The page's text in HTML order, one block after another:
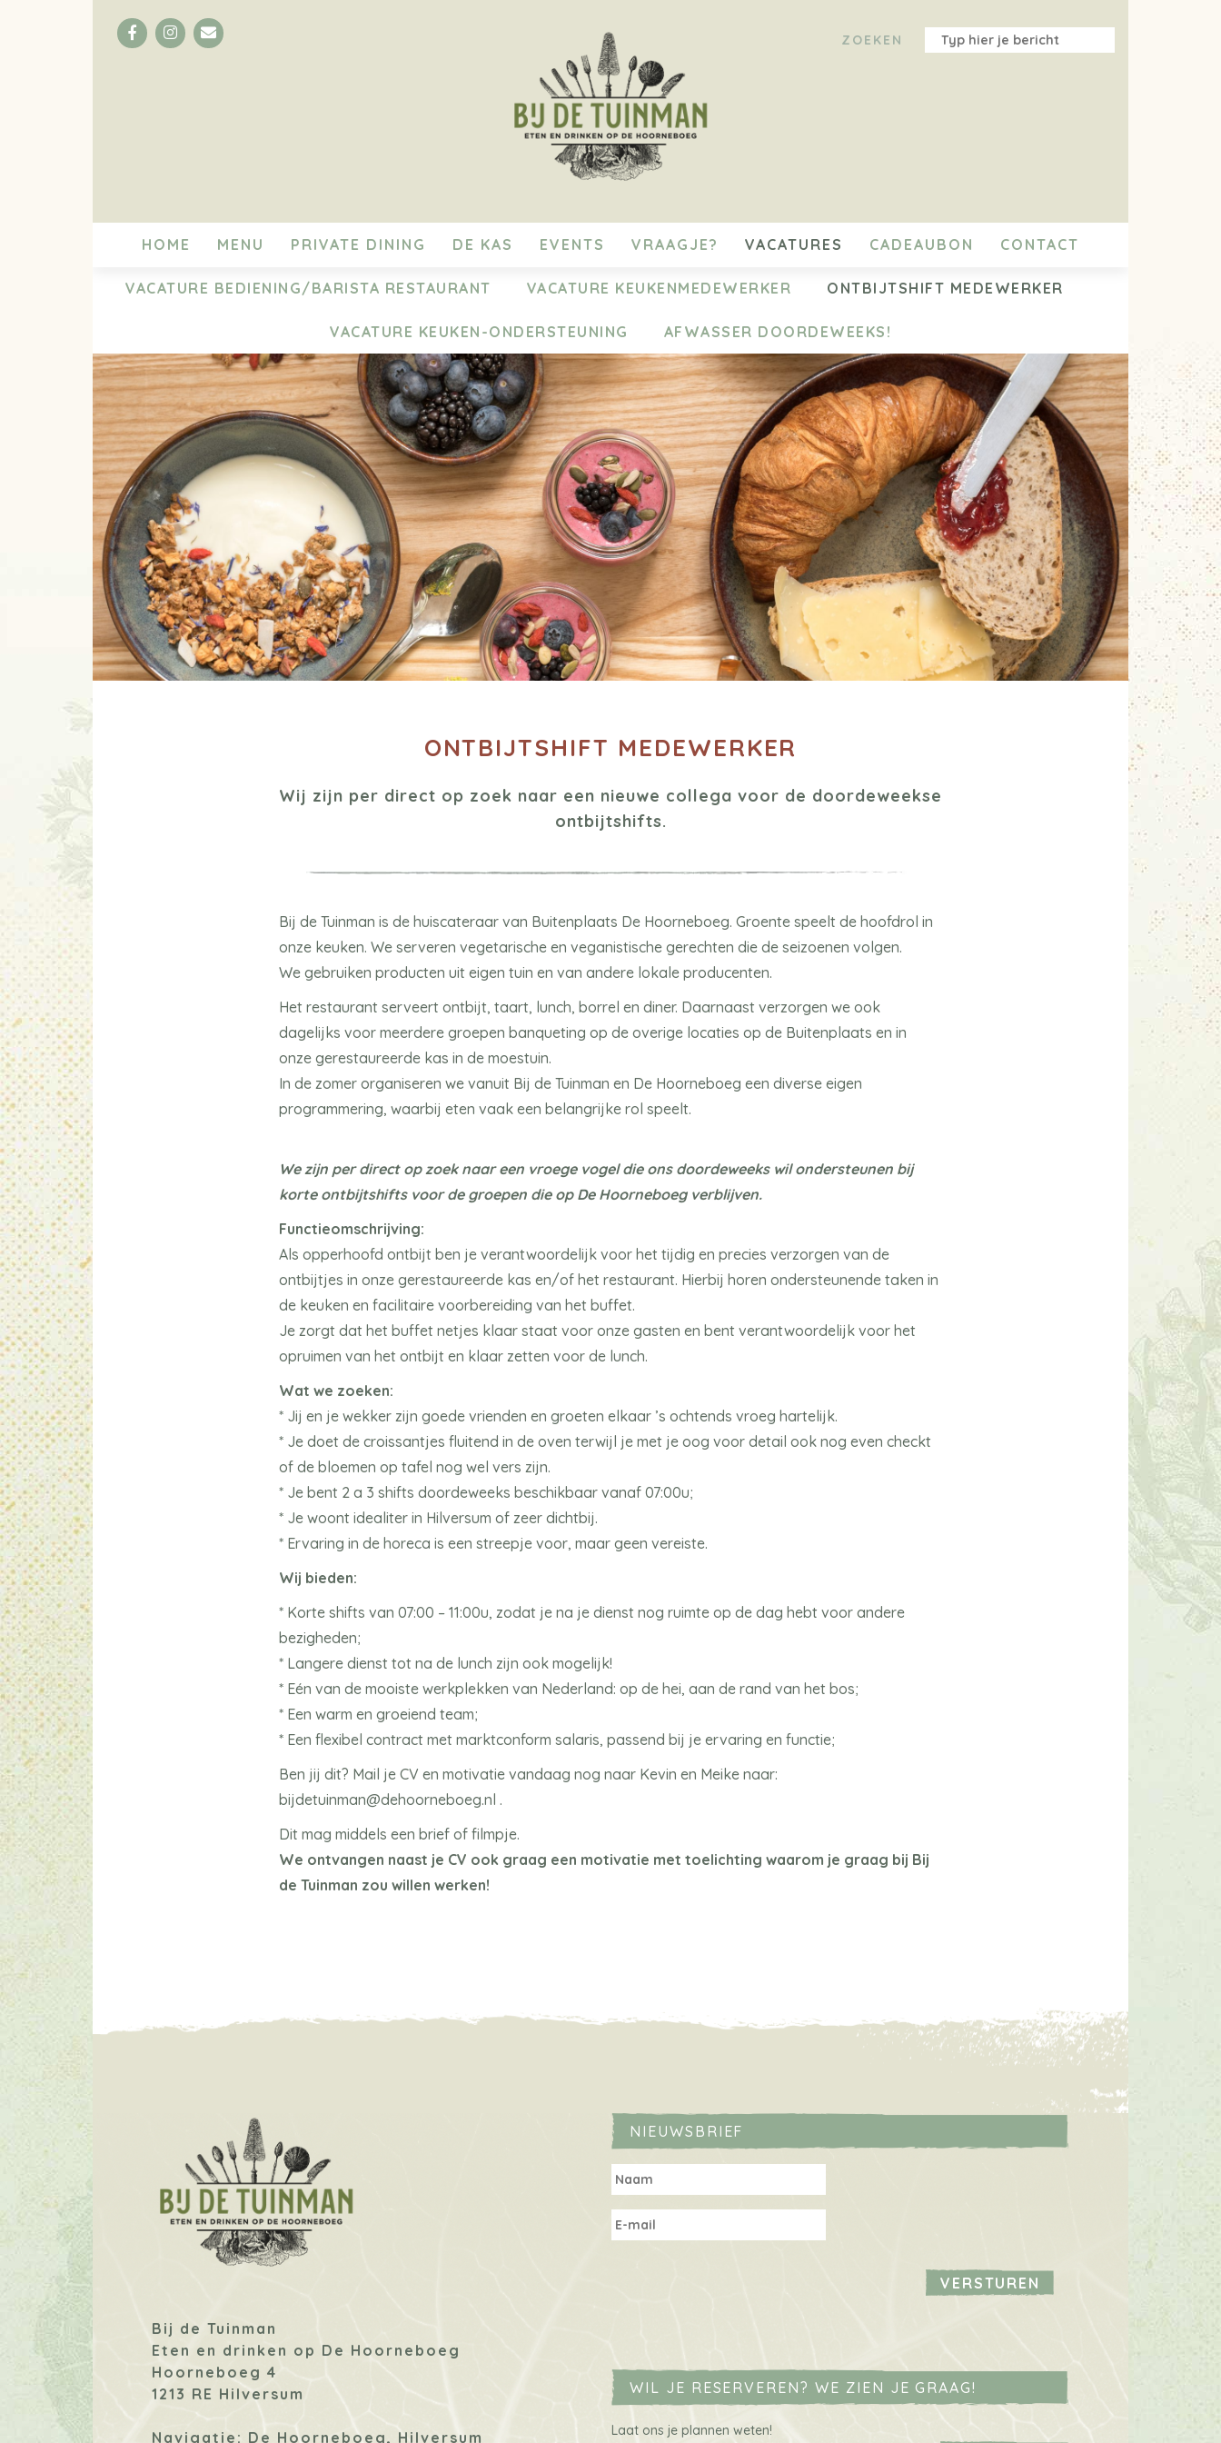
FacebookInstagram
Email
HOME MENU PRIVATE DINING DE KAS EVENTS VRAAGJE? VACATURES CADEAUBON CONTACT
VACATURE BEDIENING/BARISTA RESTAURANT VACATURE KEUKENMEDEWERKER ONTBIJTSHIFT MEDEWERKER
VACATURE KEUKEN-ONDERSTEUNING AFWASSER DOORDEWEEKS!
ONTBIJTSHIFT MEDEWERKER
Wij zijn per direct op zoek naar een nieuwe collega voor de doordeweekse
ontbijtshifts.
Bij de Tuinman is de huiscateraar van Buitenplaats De Hoorneboeg. Groente speelt de hoofdrol in
onze keuken. We serveren vegetarische en veganistische gerechten die de seizoenen volgen.
We gebruiken producten uit eigen tuin en van andere lokale producenten.
Het restaurant serveert ontbijt, taart, lunch, borrel en diner. Daarnaast verzorgen we ook
dagelijks voor meerdere groepen banqueting op de overige locaties op de Buitenplaats en in
onze gerestaureerde kas in de moestuin.
In de zomer organiseren we vanuit Bij de Tuinman en De Hoorneboeg een diverse eigen
programmering, waarbij eten vaak een belangrijke rol speelt.
We zijn per direct op zoek naar een vroege vogel die ons doordeweeks wil ondersteunen bij
korte ontbijtshifts voor de groepen die op De Hoorneboeg verblijven.
Functieomschrijving:
Als opperhoofd ontbijt ben je verantwoordelijk voor het tijdig en precies verzorgen van de
ontbijtjes in onze gerestaureerde kas en/of het restaurant. Hierbij horen ondersteunende taken in
de keuken en facilitaire voorbereiding van het buffet.
Je zorgt dat het buffet netjes klaar staat voor onze gasten en bent verantwoordelijk voor het
opruimen van het ontbijt en klaar zetten voor de lunch.
Wat we zoeken:
* Jij en je wekker zijn goede vrienden en groeten elkaar ’s ochtends vroeg hartelijk.
* Je doet de croissantjes fluitend in de oven terwijl je met je oog voor detail ook nog even checkt
of de bloemen op tafel nog wel vers zijn.
* Je bent 2 a 3 shifts doordeweeks beschikbaar vanaf 07:00u;
* Je woont idealiter in Hilversum of zeer dichtbij.
* Ervaring in de horeca is een streepje voor, maar geen vereiste.
Wij bieden:
* Korte shifts van 07:00 – 11:00u, zodat je na je dienst nog ruimte op de dag hebt voor andere
bezigheden;
* Langere dienst tot na de lunch zijn ook mogelijk!
* Eén van de mooiste werkplekken van Nederland: op de hei, aan de rand van het bos;
* Een warm en groeiend team;
* Een flexibel contract met marktconform salaris, passend bij je ervaring en functie;
Ben jij dit? Mail je CV en motivatie vandaag nog naar Kevin en Meike naar:
bijdetuinman@dehoorneboeg.nl .
Dit mag middels een brief of filmpje.
We ontvangen naast je CV ook graag een motivatie met toelichting waarom je graag bij Bij
de Tuinman zou willen werken!
Bij de Tuinman
Eten en drinken op De Hoorneboeg
Hoorneboeg 4
1213 RE Hilversum
Navigatie: De Hoorneboeg, Hilversum
NIEUWSBRIEF
WIL JE RESERVEREN? WE ZIEN JE GRAAG!
Laat ons je plannen weten!